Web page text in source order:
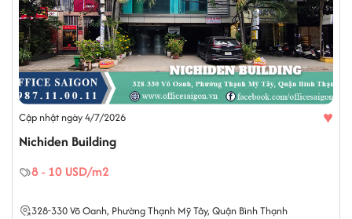
Cập nhật ngày 4/7/2026 ♥
Nichiden Building
8 - 10 USD/m2
328-330Võ Oanh, Phường Thạnh Mỹ Tây, Quận Bình Thạnh